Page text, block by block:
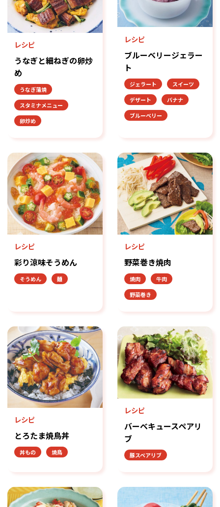
レシピ
うなぎと細ねぎの卵炒
め
うなぎ蒲焼
スタミナメニュー
卵炒め
レシピ
ブルーベリージェラー
ト
ジェラート
スイーツ
デザート
バナナ
ブルーベリー
レシピ
彩り涼味そうめん
そうめん 麺
レシピ
野菜巻き焼肉
焼肉
牛肉
野菜巻き
レシピ
とろたま焼鳥丼
丼もの 焼鳥
レシピ
バーベキュースペアリ
ブ
豚スペアリブ